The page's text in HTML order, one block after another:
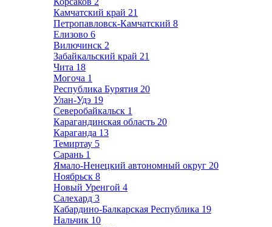
Камчатский край 21
Петропавловск-Камчатский 8
Елизово 6
Вилючинск 2
Забайкальский край 21
Чита 18
Могоча 1
Республика Бурятия 20
Улан-Удэ 19
Северобайкальск 1
Карагандинская область 20
Караганда 13
Темиртау 5
Сарань 1
Ямало-Ненецкий автономный округ 20
Ноябрьск 8
Новый Уренгой 4
Салехард 3
Кабардино-Балкарская Республика 19
Нальчик 10